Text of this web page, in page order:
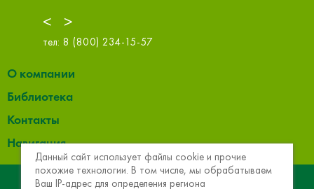
< >
тел: 8 (800) 234-15-57
О компании
Библиотека
Контакты
Навигация
© 2013 - 2026 Эковер. Базальтовая теплоизоляция и
Данный сайт использует файлы cookie и прочие
похожие технологии. В том числе, мы обрабатываем
Ваш IP-адрес для определения региона